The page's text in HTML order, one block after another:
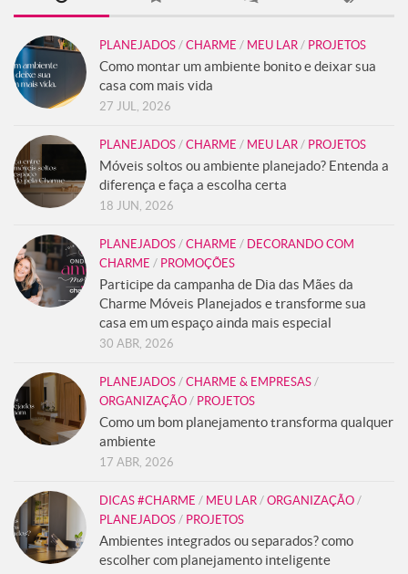
PLANEJADOS / CHARME / MEU LAR / PROJETOS
Como montar um ambiente bonito e deixar sua
casa com mais vida
27 JUL, 2026
PLANEJADOS / CHARME / MEU LAR / PROJETOS
Móveis soltos ou ambiente planejado? Entenda a
diferença e faça a escolha certa
18 JUN, 2026
PLANEJADOS / CHARME / DECORANDO COM
CHARME / PROMOÇÕES
Participe da campanha de Dia das Mães da
Charme Móveis Planejados e transforme sua
casa em um espaço ainda mais especial
30 ABR, 2026
PLANEJADOS / CHARME & EMPRESAS /
ORGANIZAÇÃO / PROJETOS
Como um bom planejamento transforma qualquer
ambiente
17 ABR, 2026
DICAS #CHARME / MEU LAR / ORGANIZAÇÃO /
PLANEJADOS / PROJETOS
Ambientes integrados ou separados? como
escolher com planejamento inteligente